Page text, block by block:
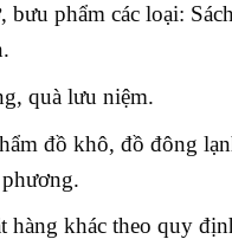
bưu phẩm các loại:
quà lưu niệm.
đồ khô, đồ đông
hàng khác theo quy